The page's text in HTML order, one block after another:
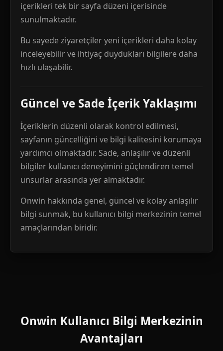
içerikleri tek bir sayfa düzeni içerisinde
sunulmaktadır.
Bu sayede ziyaretçiler yeni içerikleri daha kolay
inceleyebilir ve ihtiyaç duydukları bilgilere daha
hızlı ulaşabilir.
Güncel ve Sade İçerik Yaklaşımı
İçeriklerin düzenli olarak kontrol edilmesi,
sayfanın güncelliğini ve bilgi kalitesini korumaya
yardımcı olmaktadır. Sade, anlaşılır ve düzenli
bilgiler kullanıcı deneyimini güçlendiren temel
unsurlar arasında yer almaktadır.
Onwin hakkında genel, güncel ve kolay anlaşılır
bilgi sunmak, bu kullanıcı bilgi merkezinin temel
amaçlarından biridir.
Onwin Kullanıcı Bilgi Merkezinin
Avantajları